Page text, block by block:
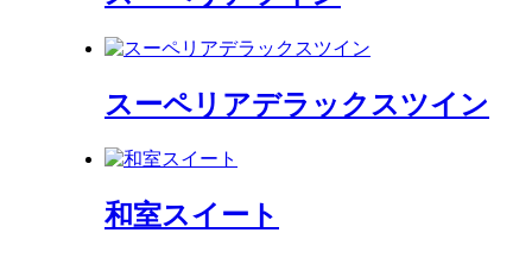
スーペリアデラックスツイン
和室スイート